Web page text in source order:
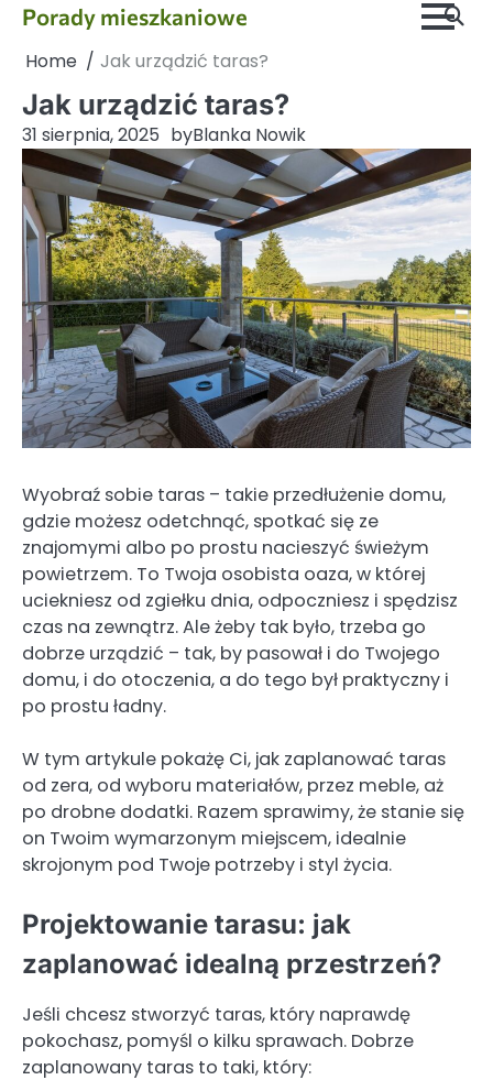
Skip
content
Porady mieszkaniowe
Home Jak urządzić taras?
Jak urządzić taras?
31 sierpnia, 2025 byBlanka Nowik
Wyobraź sobie taras – takie przedłużenie domu,
gdzie możesz odetchnąć, spotkać się ze
znajomymi albo po prostu nacieszyć świeżym
powietrzem. To Twoja osobista oaza, w której
uciekniesz od zgiełku dnia, odpoczniesz i spędzisz
czas na zewnątrz. Ale żeby tak było, trzeba go
dobrze urządzić – tak, by pasował i do Twojego
domu, i do otoczenia, a do tego był praktyczny i
po prostu ładny.
W tym artykule pokażę Ci, jak zaplanować taras
od zera, od wyboru materiałów, przez meble, aż
po drobne dodatki. Razem sprawimy, że stanie się
on Twoim wymarzonym miejscem, idealnie
skrojonym pod Twoje potrzeby i styl życia.
Projektowanie tarasu: jak
zaplanować idealną przestrzeń?
Jeśli chcesz stworzyć taras, który naprawdę
pokochasz, pomyśl o kilku sprawach. Dobrze
zaplanowany taras to taki, który: